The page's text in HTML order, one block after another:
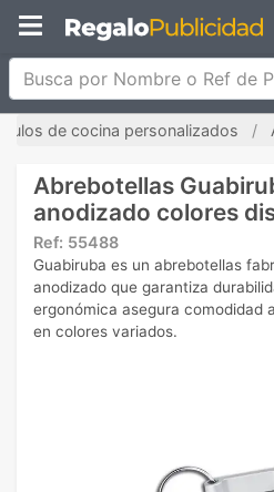
Busca por Nombre o Ref de
de cocina personalizados
Abrebotellas
anodizado colores
Ref: 55488
Guabiruba es un abrebotellas
anodizado que garantiza
ergonómica asegura comodidad
en colores variados.